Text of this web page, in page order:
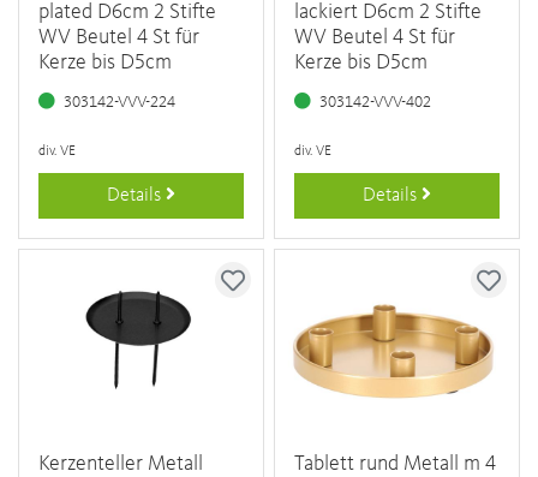
plated D6cm 2 Stifte
WV Beutel 4 St für
Kerze bis D5cm
303142-VVV-224
div. VE
Details
lackiert D6cm 2 Stifte
WV Beutel 4 St für
Kerze bis D5cm
303142-VVV-402
div. VE
Details
Kerzenteller Metall
Tablett rund Metall m 4